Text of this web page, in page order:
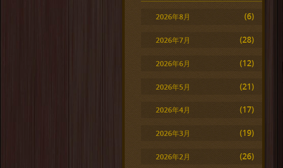
2026年8月 (6)
2026年7月 (28)
2026年6月 (12)
2026年5月 (21)
2026年4月 (17)
2026年3月 (19)
2026年2月 (26)